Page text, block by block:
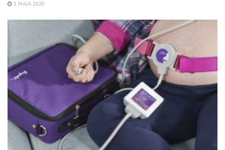
1 MAJA 2020